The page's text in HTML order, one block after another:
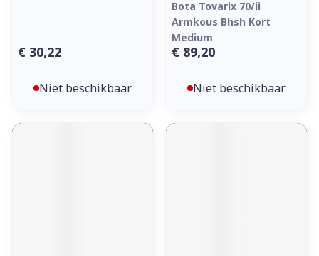
€ 30,22
Niet beschikbaar
Bota Tovarix 70/ii
Armkous Bhsh Kort
Medium
€ 89,20
Niet beschikbaar